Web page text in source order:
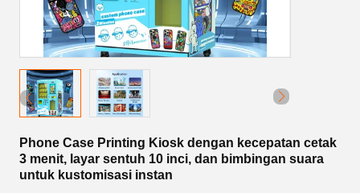
Phone Case Printing Kiosk dengan kecepatan cetak
3 menit, layar sentuh 10 inci, dan bimbingan suara
untuk kustomisasi instan